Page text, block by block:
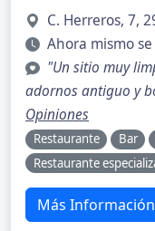
C. Herreros, 7,
Ahora mismo
"Un sitio muy
adornos antiguo y
Opiniones
Restaurante Bar
Restaurante
Más Información